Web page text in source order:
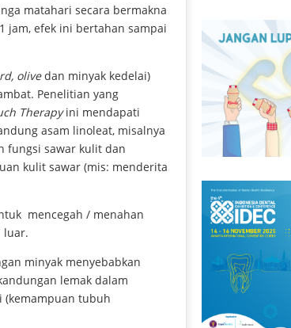
matahari secara bermakna
jam, efek ini bertahan sampai
olivedan minyak kedelai)
Penelitian yang
Therapyini mendapati
asam linoleat, misalnya
fungsi sawar kulit dan
kulit sawar (mis: menderita
mencegah / menahan
luar.
minyak menyebabkan
lemak dalam
(kemampuan tubuh